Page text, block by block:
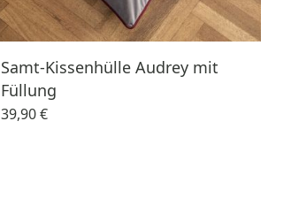
Samt-Kissenhülle Audrey mit
Füllung
39,90 €